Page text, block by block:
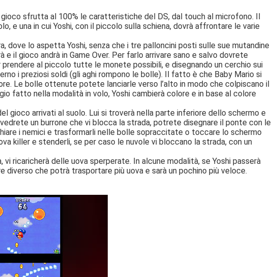
sfrutta al 100% le caratteristiche del DS, dal touch al microfono. Il
e una in cui Yoshi, con il piccolo sulla schiena, dovrà affrontare le varie
dove lo aspetta Yoshi, senza che i tre palloncini posti sulle sue mutandine
gioco andrà in Game Over. Per farlo arrivare sano e salvo dovrete
al piccolo tutte le monete possibili, e disegnando un cerchio sui
i preziosi soldi (gli aghi rompono le bolle). Il fatto è che Baby Mario si
Le bolle ottenute potete lanciarle verso l’alto in modo che colpiscano il
fatto nella modalità in volo, Yoshi cambierà colore e in base al colore
gioco arrivati al suolo. Lui si troverà nella parte inferiore dello schermo e
un burrone che vi blocca la strada, potrete disegnare il ponte con le
i nemici e trasformarli nelle bolle sopraccitate o toccare lo schermo
killer e stenderli, se per caso le nuvole vi bloccano la strada, con un
ricaricherà delle uova sperperate. In alcune modalità, se Yoshi passerà
diverso che potrà trasportare più uova e sarà un pochino più veloce.